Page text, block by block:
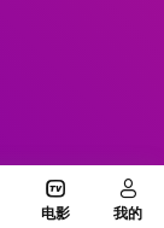
OneNav强力驱动
电影 我的